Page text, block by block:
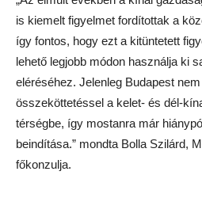
is kiemelt figyelmet fordítottak a
így fontos, hogy ezt a kitüntetett
lehető legjobb módon használja ki
eléréséhez. Jelenleg Budapest
összeköttetéssel a kelet- és dél-
térségbe, így mostanra már
beindítása.” mondta Bolla Szilárd,
főkonzulja.